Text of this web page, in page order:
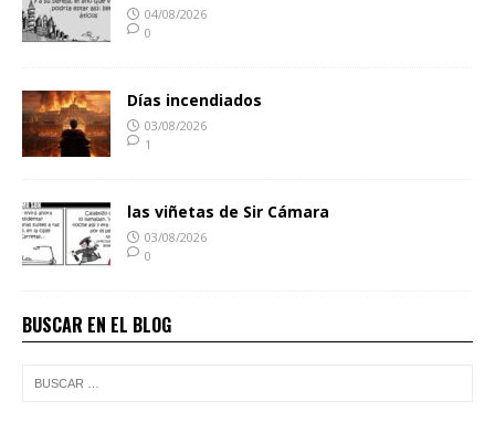
04/08/2026
0
Días incendiados
03/08/2026
1
las viñetas de Sir Cámara
03/08/2026
0
BUSCAR EN EL BLOG